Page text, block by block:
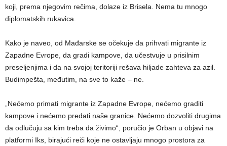
koji, prema njegovim rečima, dolaze iz Brisela. Nema tu mnogo
diplomatskih rukavica.
Kako je naveo, od Mađarske se očekuje da prihvati migrante iz
Zapadne Evrope, da gradi kampove, da učestvuje u prisilnim
preseljenjima i da na svojoj teritoriji rešava hiljade zahteva za azil.
Budimpešta, međutim, na sve to kaže – ne.
„Nećemo primati migrante iz Zapadne Evrope, nećemo graditi
kampove i nećemo predati naše granice. Nećemo dozvoliti drugima
da odlučuju sa kim treba da živimo“, poručio je Orban u objavi na
platformi Iks, birajući reči koje ne ostavljaju mnogo prostora za